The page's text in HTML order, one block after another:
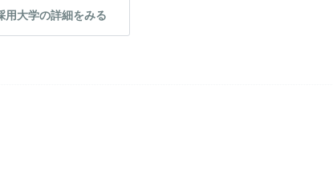
用大学の詳細をみる